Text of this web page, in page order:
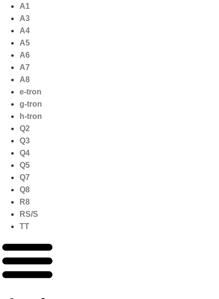
naar
inhoud
A1
A3
A4
A5
A6
A7
A8
e-tron
g-tron
h-tron
Q2
Q3
Q4
Q5
Q7
Q8
R8
RS/S
TT